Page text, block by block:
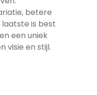
betere
laatste is best
een uniek
visie en stijl.